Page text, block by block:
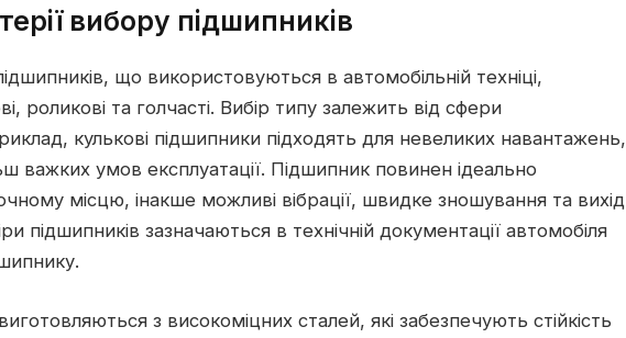
вибору підшипників
що використовуються в автомобільній техніці,
роликові та голчасті. Вибір типу залежить від сфери
кулькові підшипники підходять для невеликих навантажень,
важких умов експлуатації. Підшипник повинен ідеально
місцю, інакше можливі вібрації, швидке зношування та вихід
підшипників зазначаються в технічній документації автомобіля
з високоміцних сталей, які забезпечують стійкість